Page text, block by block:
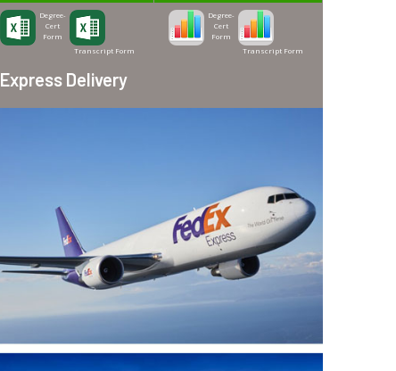
Degree-
Cert
Form
Transcript Form
Degree-
Cert
Form
Transcript Form
Express Delivery